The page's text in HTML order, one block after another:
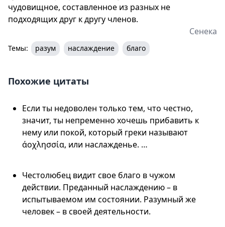
чудовищное, составленное из разных не
подходящих друг к другу членов.
Сенека
Темы: разум наслаждение благо
Похожие цитаты
Если ты недоволен только тем, что честно,
значит, ты непременно хочешь прибавить к
нему или покой, который греки называют
άοχλησσία, или наслажденье. …
Честолюбец видит свое благо в чужом
действии. Преданный наслаждению – в
испытываемом им состоянии. Разумный же
человек – в своей деятельности.